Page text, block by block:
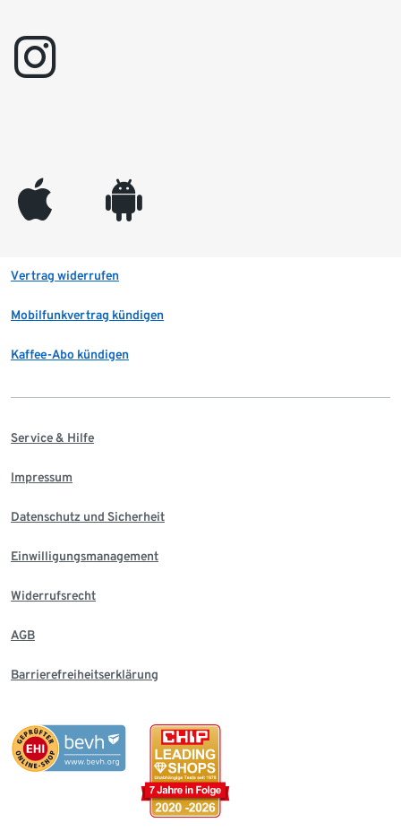
instagram
appleinc android
Vertrag widerrufen
Mobilfunkvertrag kündigen
Kaffee-Abo kündigen
Service & Hilfe
Impressum
Datenschutz und Sicherheit
Einwilligungsmanagement
Widerrufsrecht
AGB
Barrierefreiheitserklärung